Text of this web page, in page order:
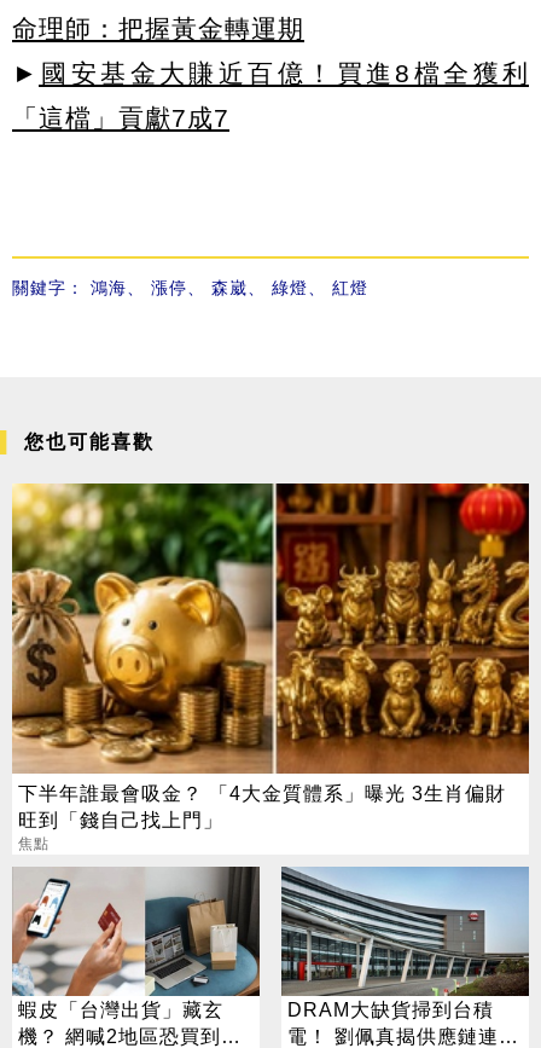
命理師：把握黃金轉運期
► 國安基金大賺近百億！買進8檔全獲利
「這檔」貢獻7成7
關鍵字： 鴻海 漲停 森崴 綠燈 紅燈
您也可能喜歡
下半年誰最會吸金？ 「4大金質體系」曝光 3生肖偏財
旺到「錢自己找上門」
焦點
蝦皮「台灣出貨」藏玄
機？ 網喊2地區恐買到假
DRAM大缺貨掃到台積
電！ 劉佩真揭供應鏈連鎖